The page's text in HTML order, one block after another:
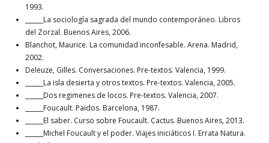
1993.
______La sociología sagrada del mundo contemporáneo. Libros
del Zorzal. Buenos Aires, 2006.
Blanchot, Maurice. La comunidad inconfesable. Arena. Madrid,
2002.
Deleuze, Gilles. Conversaciones. Pre-textos. Valencia, 1999.
______La isla desierta y otros textos. Pre-textos. Valencia, 2005.
______Dos regimenes de locos. Pre-textos. Valencia, 2007.
______Foucault. Paidos. Barcelona, 1987.
______El saber. Curso sobre Foucault. Cactus. Buenos Aires, 2013.
______Michel Foucault y el poder. Viajes iniciáticos I. Errata Natura.